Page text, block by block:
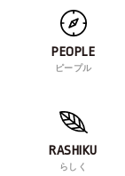
PEOPLE
ピープル
RASHIKU
らしく